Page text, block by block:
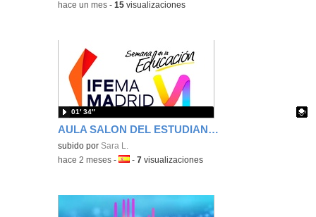
-hace un mes -15 visualizaciones
AULA SALON DEL ESTUDIANTES IES VALLECAS I BACHILLERATO ARTES
Contenido educativo.
subido por Sara L.
01′ 34″
-hace 2 meses -Idioma:
-7 visualizaciones